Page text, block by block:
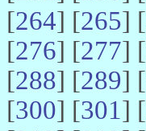
[264] [265] [
[276] [277] [
[288] [289] [
[300] [301] [